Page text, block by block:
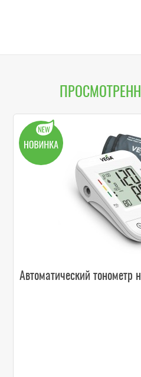
Автоматический тонометр